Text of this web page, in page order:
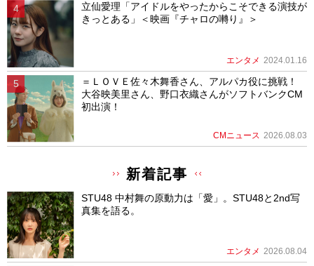
立仙愛理「アイドルをやったからこそできる演技が
きっとある」＜映画『チャロの囀り』＞
エンタメ 2024.01.16
＝ＬＯＶＥ佐々木舞香さん、アルパカ役に挑戦！
大谷映美里さん、野口衣織さんがソフトバンクCM
初出演！
CMニュース 2026.08.03
新着記事
STU48 中村舞の原動力は「愛」。STU48と2nd写
真集を語る。
エンタメ 2026.08.04